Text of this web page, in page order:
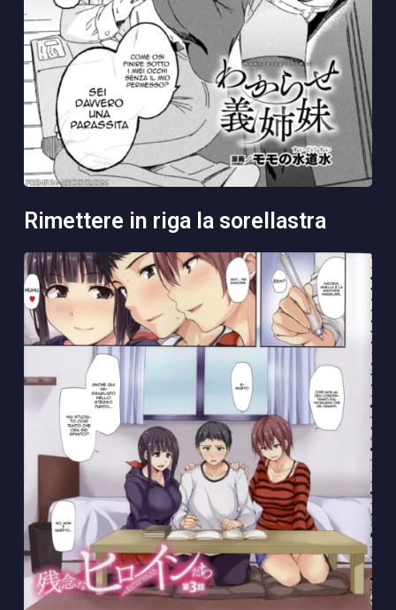
rimettere in riga la sorellastra